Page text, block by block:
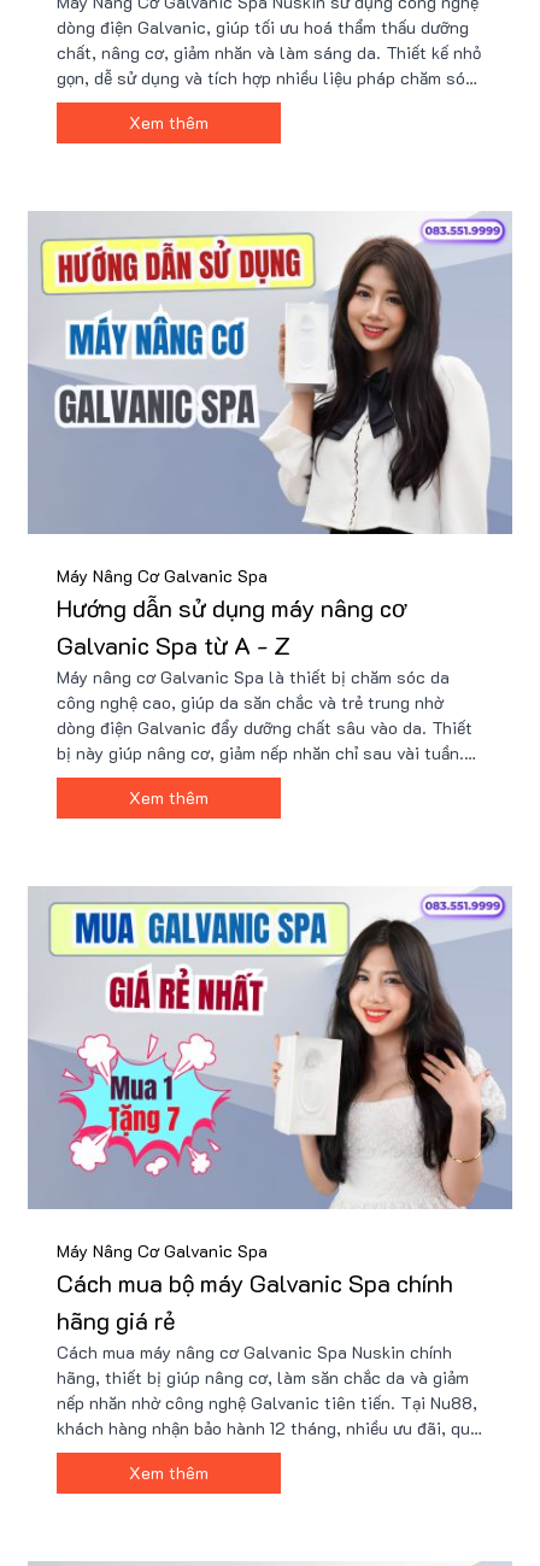
dòng điện Galvanic, giúp tối ưu hoá thẩm thấu dưỡng
chất, nâng cơ, giảm nhăn và làm sáng da. Thiết kế nhỏ
gọn, dễ sử dụng và tích hợp nhiều liệu pháp chăm sóc,
máy còn tự điều chỉnh dòng điện an toàn, kết hợp hiệu
quả với sản phẩm Nuskin để chăm sóc da toàn diện.
Xem thêm
Máy Nâng Cơ Galvanic Spa
Hướng dẫn sử dụng máy nâng cơ
Galvanic Spa từ A - Z
Máy nâng cơ Galvanic Spa là thiết bị chăm sóc da
công nghệ cao, giúp da săn chắc và trẻ trung nhờ
dòng điện Galvanic đẩy dưỡng chất sâu vào da. Thiết
bị này giúp nâng cơ, giảm nếp nhăn chỉ sau vài tuần.
Hãy xem bài viết hướng dẫn sử dụng chi tiết để đạt
hiệu quả tối ưu khi dùng máy này tại nhà.
Xem thêm
Máy Nâng Cơ Galvanic Spa
Cách mua bộ máy Galvanic Spa chính
hãng giá rẻ
Cách mua máy nâng cơ Galvanic Spa Nuskin chính
hãng, thiết bị giúp nâng cơ, làm săn chắc da và giảm
nếp nhăn nhờ công nghệ Galvanic tiên tiến. Tại Nu88,
khách hàng nhận bảo hành 12 tháng, nhiều ưu đãi, quà
tặng, và cam kết hoàn tiền gấp 10 lần nếu phát hiện
hàng giả, đảm bảo an tâm và chất lượng.
Xem thêm